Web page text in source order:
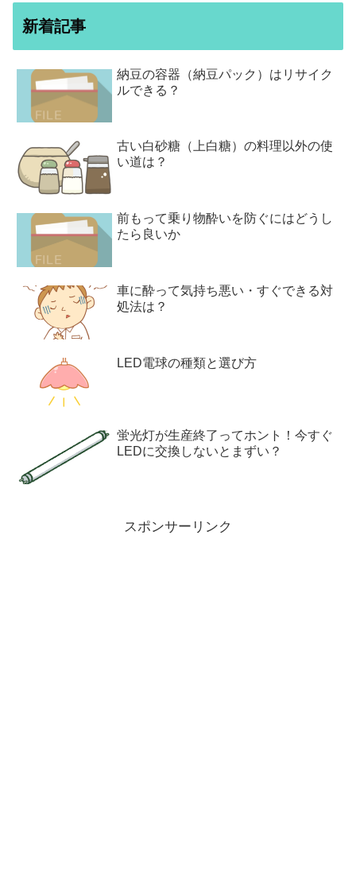
新着記事
納豆の容器（納豆パック）はリサイク
ルできる？
古い白砂糖（上白糖）の料理以外の使
い道は？
前もって乗り物酔いを防ぐにはどうし
たら良いか
車に酔って気持ち悪い・すぐできる対
処法は？
LED電球の種類と選び方
蛍光灯が生産終了ってホント！今すぐ
LEDに交換しないとまずい？
スポンサーリンク